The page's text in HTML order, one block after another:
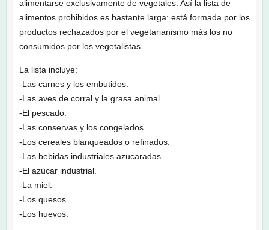
alimentarse exclusivamente de vegetales. Así la lista de
alimentos prohibidos es bastante larga: está formada por los
productos rechazados por el vegetarianismo más los no
consumidos por los vegetalistas.
La lista incluye:
-Las carnes y los embutidos.
-Las aves de corral y la grasa animal.
-El pescado.
-Las conservas y los congelados.
-Los cereales blanqueados o refinados.
-Las bebidas industriales azucaradas.
-El azúcar industrial.
-La miel.
-Los quesos.
-Los huevos.